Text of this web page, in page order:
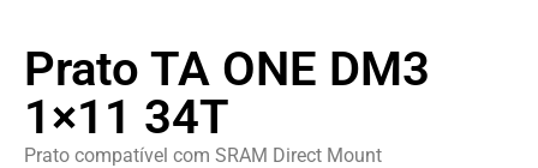
Prato TA ONE DM3
1×11 34T
Prato compatível com SRAM Direct Mount